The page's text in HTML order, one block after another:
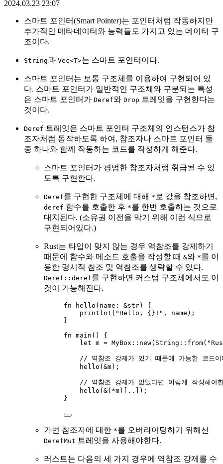
2024.03.23 23:07
스마트 포인터(Smart Pointer)는 포인터처럼 작동하지만
추가적인 메타데이터와 능력들도 가지고 있는 데이터 구
조이다.
String과 Vec<T>는 스마트 포인터이다.
스마트 포인터는 보통 구조체를 이용하여 구현되어 있
다. 스마트 포인터가 일반적인 구조체와 구분되는 특성
은 스마트 포인터가 Deref와 Drop 트레잇을 구현한다는
것이다.
Deref 트레잇은 스마트 포인터 구조체의 인스턴스가 참
조자처럼 동작하도록 하여, 참조자나 스마트 포인터 둘
중 하나와 함께 작동하는 코드를 작성하게 해준다.
스마트 포인터가 평범한 참조자처럼 취급될 수 있
도록 구현한다.
Deref를 구현한 구조체에 대해 * 로 값을 참조하면,
deref 함수를 호출한 후 *를 한번 호출하는 것으로
대치된다. (소유권 이전을 막기 위해 이런 식으로
구현되어있다.)
Rust는 타입이 맞지 않는 경우 역참조를 강제하기
때문에 함수와 메소드 호출을 작성할 때 &와 *를 이
용한 명시적 참조 및 역참조를 생략할 수 있다.
Deref::deref를 구현하면 커스텀 구조체에서도 이
것이 가능해진다.
fn hello ( name : &str) {
println! ( "Hello, {}! " , name );
}
fn main () {
let m = MyBox :: new(String :: from( "
// 역참조 강제가 있기 때문에 가능한 코드
hello (&m);
// 역참조 강제가 없었다면 이렇게 작성해야
hello (&( *m)[ .. ]);
}
가변 참조자에 대한 *를 오버라이딩하기 위해선
DerefMut 트레잇을 사용해야한다.
러스트는 다음의 세 가지 경우에 역참조 강제를 수